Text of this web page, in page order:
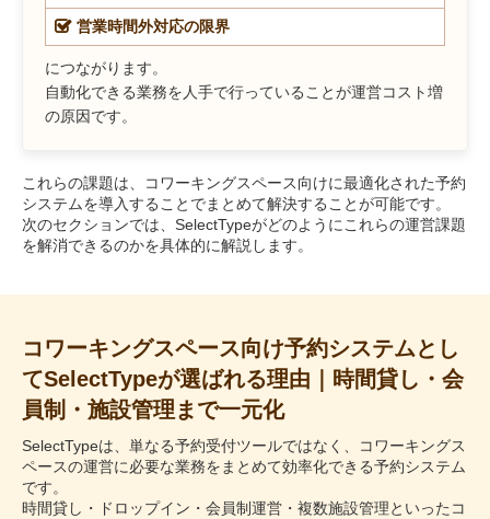
営業時間外対応の限界
につながります。
自動化できる業務を人手で行っていることが運営コスト増
の原因です。
これらの課題は、コワーキングスペース向けに最適化された予約
システムを導入することでまとめて解決することが可能です。
次のセクションでは、SelectTypeがどのようにこれらの運営課題
を解消できるのかを具体的に解説します。
コワーキングスペース向け予約システムとし
てSelectTypeが選ばれる理由｜時間貸し・会
員制・施設管理まで一元化
SelectTypeは、単なる予約受付ツールではなく、コワーキングス
ペースの運営に必要な業務をまとめて効率化できる予約システム
です。
時間貸し・ドロップイン・会員制運営・複数施設管理といったコ